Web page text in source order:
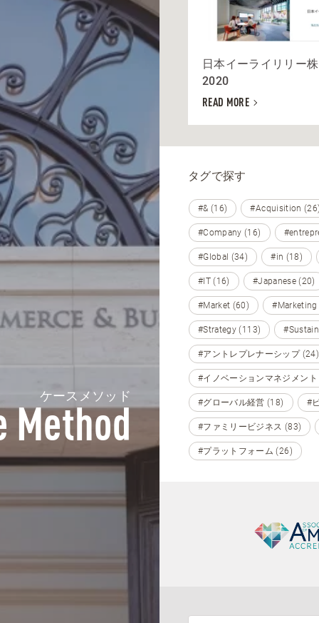
ケースメソッド
Method
日本イーライリリー
2020
READ MORE
タグで探す
#& (16) #Acquisition
#Company (16)
#Global (34) #in (18)
#IT (16) #Japanese (20)
#Market (60)
#Strategy (113)
#アントレプレナーシップ (24)
#イノベーションマネジメン
#グローバル経営 (18) #
#ファミリービジネス (83)
#プラットフォーム (26)